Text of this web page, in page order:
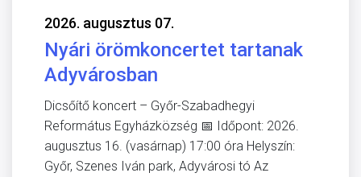
2026. augusztus 07.
Nyári örömkoncertet tartanak
Adyvárosban
Dicsőítő koncert – Győr-Szabadhegyi
Református Egyházközség 📅 Időpont: 2026.
augusztus 16. (vasárnap) 17:00 óra Helyszín:
Győr, Szenes Iván park, Adyvárosi tó Az